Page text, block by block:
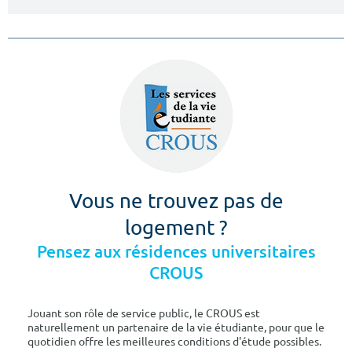
Vous ne trouvez pas de
logement ?
Pensez aux résidences universitaires
CROUS
Jouant son rôle de service public, le CROUS est
naturellement un partenaire de la vie étudiante, pour que le
quotidien offre les meilleures conditions d'étude possibles.